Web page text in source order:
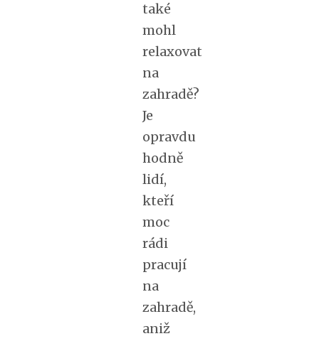
také
mohl
relaxovat
na
zahradě?
Je
opravdu
hodně
lidí,
kteří
moc
rádi
pracují
na
zahradě,
aniž